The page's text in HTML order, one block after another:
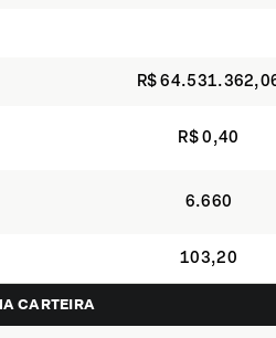
R$
R$ 0,40
6.660
103,20
CARTEIRA